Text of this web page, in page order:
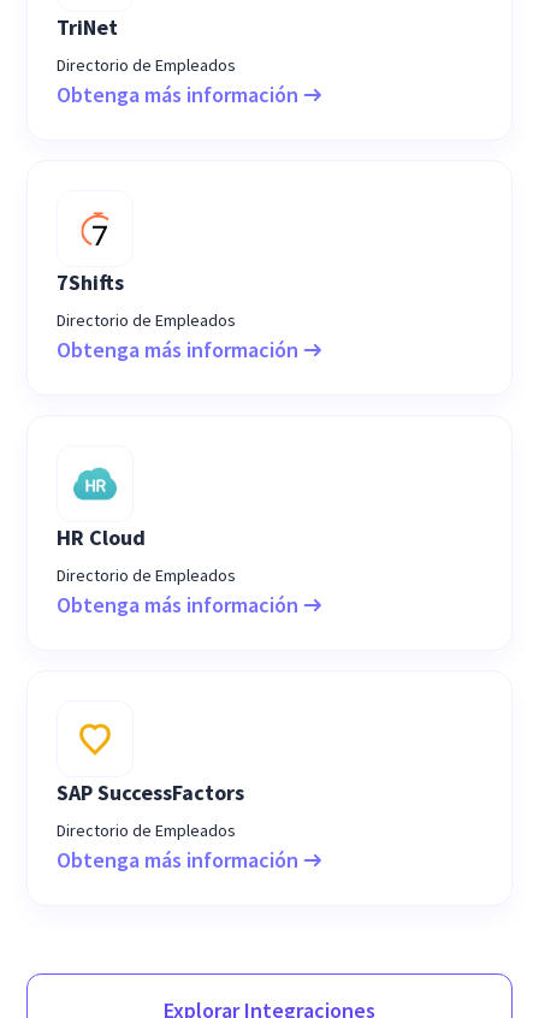
TriNet
Directorio de Empleados
Obtenga más información
7Shifts
Directorio de Empleados
Obtenga más información
HR Cloud
Directorio de Empleados
Obtenga más información
SAP SuccessFactors
Directorio de Empleados
Obtenga más información
Explorar Integraciones